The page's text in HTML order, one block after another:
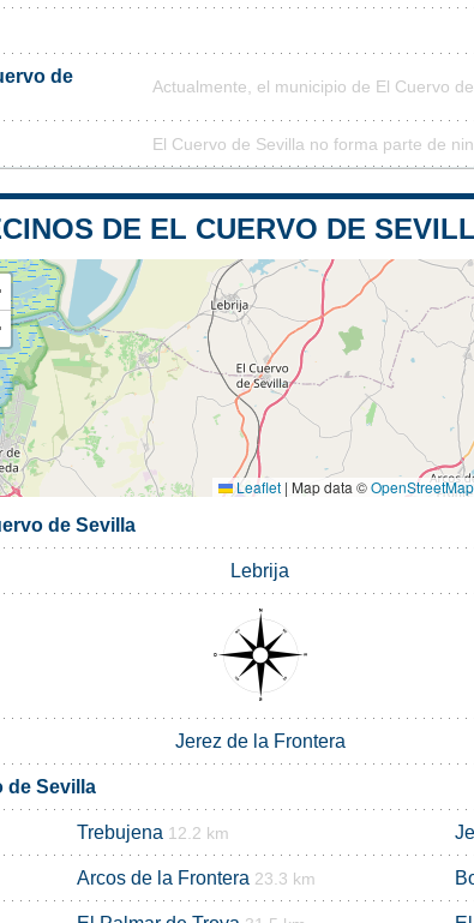
de
Actualmente, el municipio de El Cuervo
El Cuervo de Sevilla no forma parte de
DE EL CUERVO DE
Leaflet | Map data ©OpenStreetMap
de Sevilla
Lebrija
Jerez de la Frontera
de Sevilla
Trebujena 12.2 km
Arcos de la Frontera 23.3 km